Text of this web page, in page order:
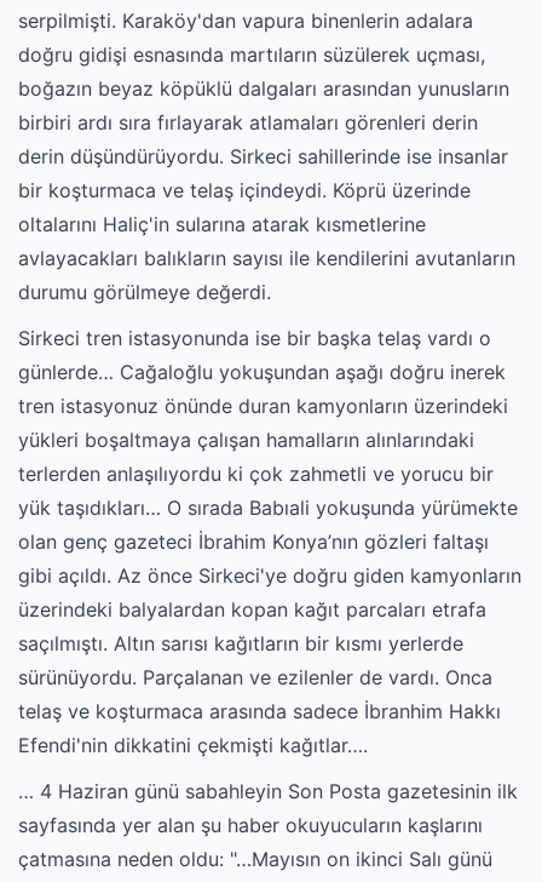
serpilmişti. Karaköy'dan vapura binenlerin adalara
doğru gidişi esnasında martıların süzülerek uçması,
boğazın beyaz köpüklü dalgaları arasından yunusların
birbiri ardı sıra fırlayarak atlamaları görenleri derin
derin düşündürüyordu. Sirkeci sahillerinde ise insanlar
bir koşturmaca ve telaş içindeydi. Köprü üzerinde
oltalarını Haliç'in sularına atarak kısmetlerine
avlayacakları balıkların sayısı ile kendilerini avutanların
durumu görülmeye değerdi.
Sirkeci tren istasyonunda ise bir başka telaş vardı o
günlerde… Cağaloğlu yokuşundan aşağı doğru inerek
tren istasyonuz önünde duran kamyonların üzerindeki
yükleri boşaltmaya çalışan hamalların alınlarındaki
terlerden anlaşılıyordu ki çok zahmetli ve yorucu bir
yük taşıdıkları… O sırada Babıali yokuşunda yürümekte
olan genç gazeteci İbrahim Konya’nın gözleri faltaşı
gibi açıldı. Az önce Sirkeci'ye doğru giden kamyonların
üzerindeki balyalardan kopan kağıt parcaları etrafa
saçılmıştı. Altın sarısı kağıtların bir kısmı yerlerde
sürünüyordu. Parçalanan ve ezilenler de vardı. Onca
telaş ve koşturmaca arasında sadece İbranhim Hakkı
Efendi'nin dikkatini çekmişti kağıtlar….
… 4 Haziran günü sabahleyin Son Posta gazetesinin ilk
sayfasında yer alan şu haber okuyucuların kaşlarını
çatmasına neden oldu: "…Mayısın on ikinci Salı günü